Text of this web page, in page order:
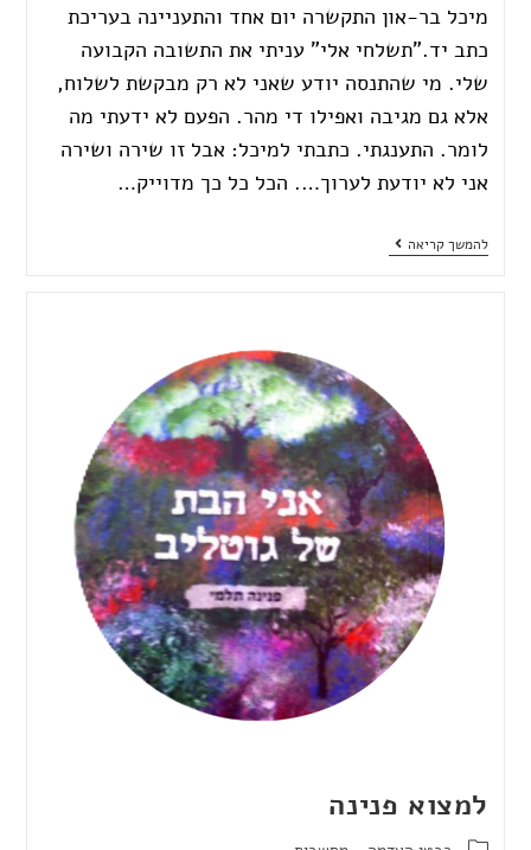
מיכל בר-און התקשרה יום אחד והתעניינה בעריכת
כתב יד."תשלחי אלי" עניתי את התשובה הקבועה
שלי. מי שהתנסה יודע שאני לא רק מבקשת לשלוח,
אלא גם מגיבה ואפילו די מהר. הפעם לא ידעתי מה
לומר. התענגתי. כתבתי למיכל: אבל זו שירה ושירה
אני לא יודעת לערוך…. הכל כל כך מדוייק…
להמשך קריאה
למצוא פנינה